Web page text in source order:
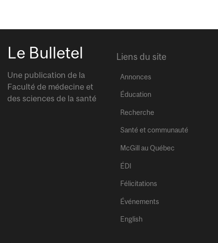
Le Bulletel
Une publication de la
Faculté de médecine et
des sciences de la santé
Liens du site
Annonces
Éducation
Recherche
Santé et communauté
McGill au Québec
ÉDI
Félicitations
Événements
English